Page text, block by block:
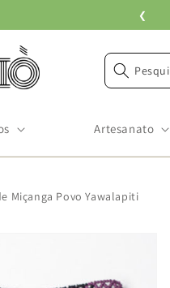
❮
Artesanato
Miçanga Povo Yawalapiti